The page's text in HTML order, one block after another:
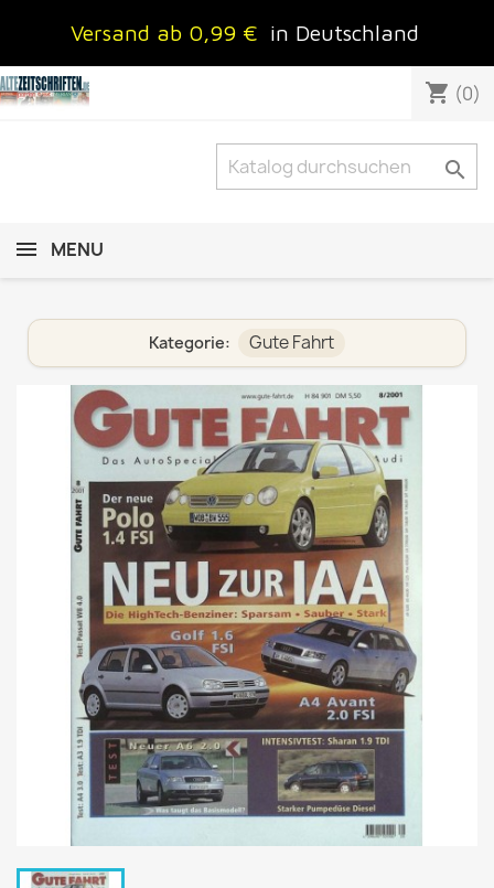
Versand ab 0,99 € in Deutschland
shopping_cart (0)

MENU
Kategorie: Gute Fahrt